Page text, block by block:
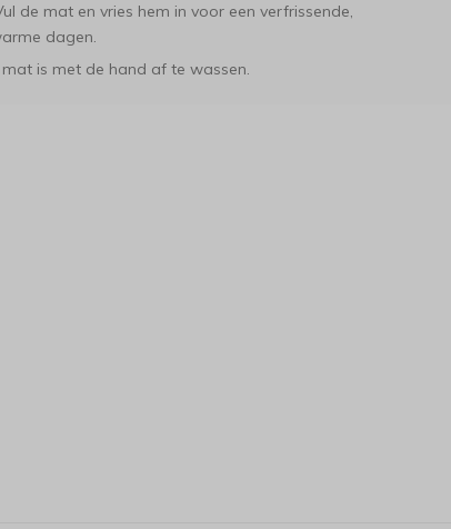
de mat en vries hem in voor een verfrissende,
dagen.
mat is met de hand af te wassen.